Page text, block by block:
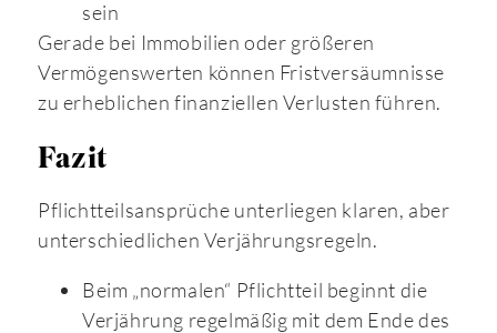
sein
Gerade bei Immobilien oder größeren
Vermögenswerten können Fristversäumnisse
zu erheblichen finanziellen Verlusten führen.
Fazit
Pflichtteilsansprüche unterliegen klaren, aber
unterschiedlichen Verjährungsregeln.
Beim „normalen“ Pflichtteil beginnt die
Verjährung regelmäßig mit dem Ende des